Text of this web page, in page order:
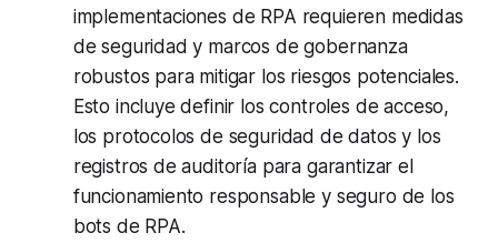
implementaciones de RPA requieren medidas
de seguridad y marcos de gobernanza
robustos para mitigar los riesgos potenciales.
Esto incluye definir los controles de acceso,
los protocolos de seguridad de datos y los
registros de auditoría para garantizar el
funcionamiento responsable y seguro de los
bots de RPA.